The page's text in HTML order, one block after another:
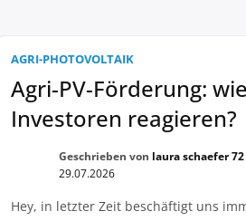
Möglichkeit einer […]
AGRI-PHOTOVOLTAIK
Agri-PV-Förderung:
Investoren reagieren?
Geschrieben von laura schaefer 72
29.07.2026
Hey, in letzter Zeit beschäftigt uns